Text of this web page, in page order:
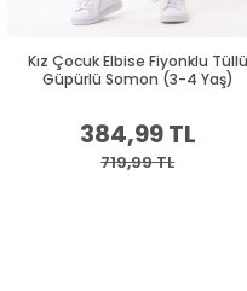
Kız Çocuk Elbise Fiyonklu Tüllü
Güpürlü Somon (3-4 Yaş)
384,99 TL
719,99 TL